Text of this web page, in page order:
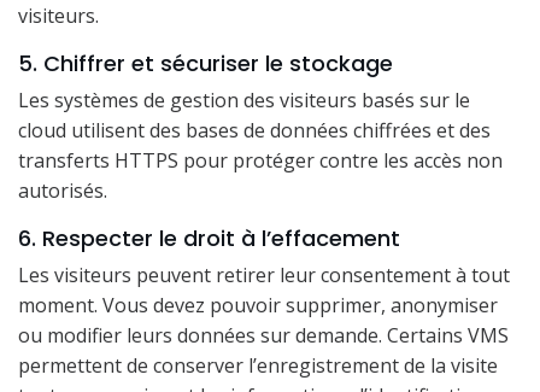
visiteurs.
5. Chiffrer et sécuriser le stockage
Les systèmes de gestion des visiteurs basés sur le
cloud utilisent des bases de données chiffrées et des
transferts HTTPS pour protéger contre les accès non
autorisés.
6. Respecter le droit à l’effacement
Les visiteurs peuvent retirer leur consentement à tout
moment. Vous devez pouvoir supprimer, anonymiser
ou modifier leurs données sur demande. Certains VMS
permettent de conserver l’enregistrement de la visite